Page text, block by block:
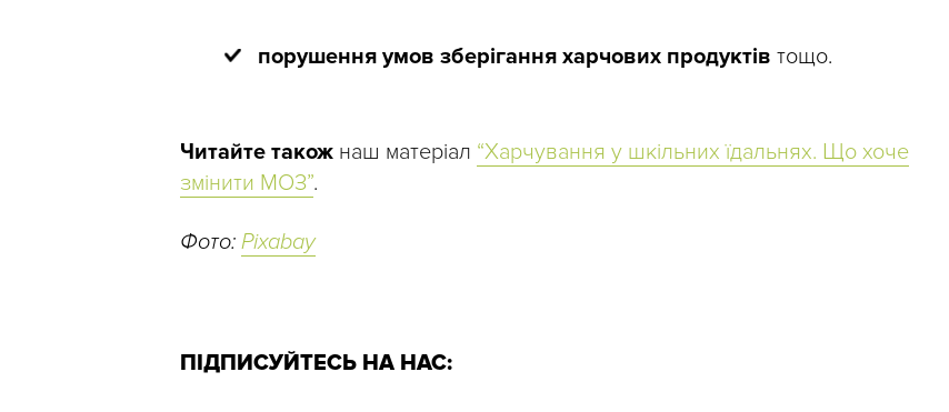
порушення умов зберігання харчових продуктів тощо.
Читайте також наш матеріал “Харчування у шкільних їдальнях. Що хоче
змінити МОЗ”.
Фото: Pixabay
ПІДПИСУЙТЕСЬ НА НАС: